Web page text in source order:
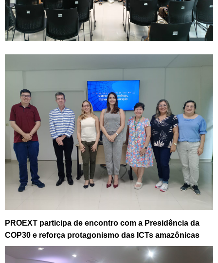
PROEXT participa de encontro com a Presidência da
COP30 e reforça protagonismo das ICTs amazônicas